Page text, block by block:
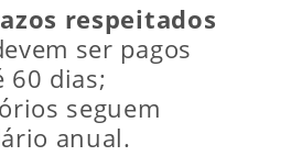
respeitados
ser pagos
60 dias;
seguem
anual.